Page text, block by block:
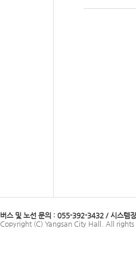
버스 및 노선 문의 : 055-392-3432 / 시스템
Copyright (C) Yangsan City Hall. All